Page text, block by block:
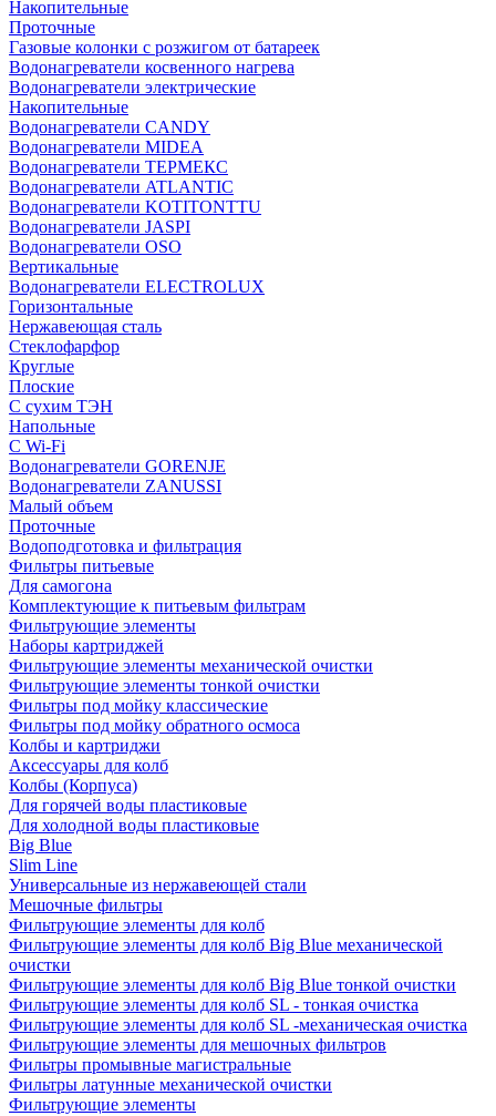
Накопительные
Проточные
Газовые колонки с розжигом от батареек
Водонагреватели косвенного нагрева
Водонагреватели электрические
Накопительные
Водонагреватели CANDY
Водонагреватели MIDEA
Водонагреватели ТЕРМЕКС
Водонагреватели ATLANTIC
Водонагреватели KOTITONTTU
Водонагреватели JASPI
Водонагреватели OSO
Вертикальные
Водонагреватели ELECTROLUX
Горизонтальные
Нержавеющая сталь
Стеклофарфор
Круглые
Плоские
С сухим ТЭН
Напольные
С Wi-Fi
Водонагреватели GORENJE
Водонагреватели ZANUSSI
Малый объем
Проточные
Водоподготовка и фильтрация
Фильтры питьевые
Для самогона
Комплектующие к питьевым фильтрам
Фильтрующие элементы
Наборы картриджей
Фильтрующие элементы механической очистки
Фильтрующие элементы тонкой очистки
Фильтры под мойку классические
Фильтры под мойку обратного осмоса
Колбы и картриджи
Аксессуары для колб
Колбы (Корпуса)
Для горячей воды пластиковые
Для холодной воды пластиковые
Big Blue
Slim Line
Универсальные из нержавеющей стали
Мешочные фильтры
Фильтрующие элементы для колб
Фильтрующие элементы для колб Big Blue механической
очистки
Фильтрующие элементы для колб Big Blue тонкой очистки
Фильтрующие элементы для колб SL - тонкая очистка
Фильтрующие элементы для колб SL -механическая очистка
Фильтрующие элементы для мешочных фильтров
Фильтры промывные магистральные
Фильтры латунные механической очистки
Фильтрующие элементы